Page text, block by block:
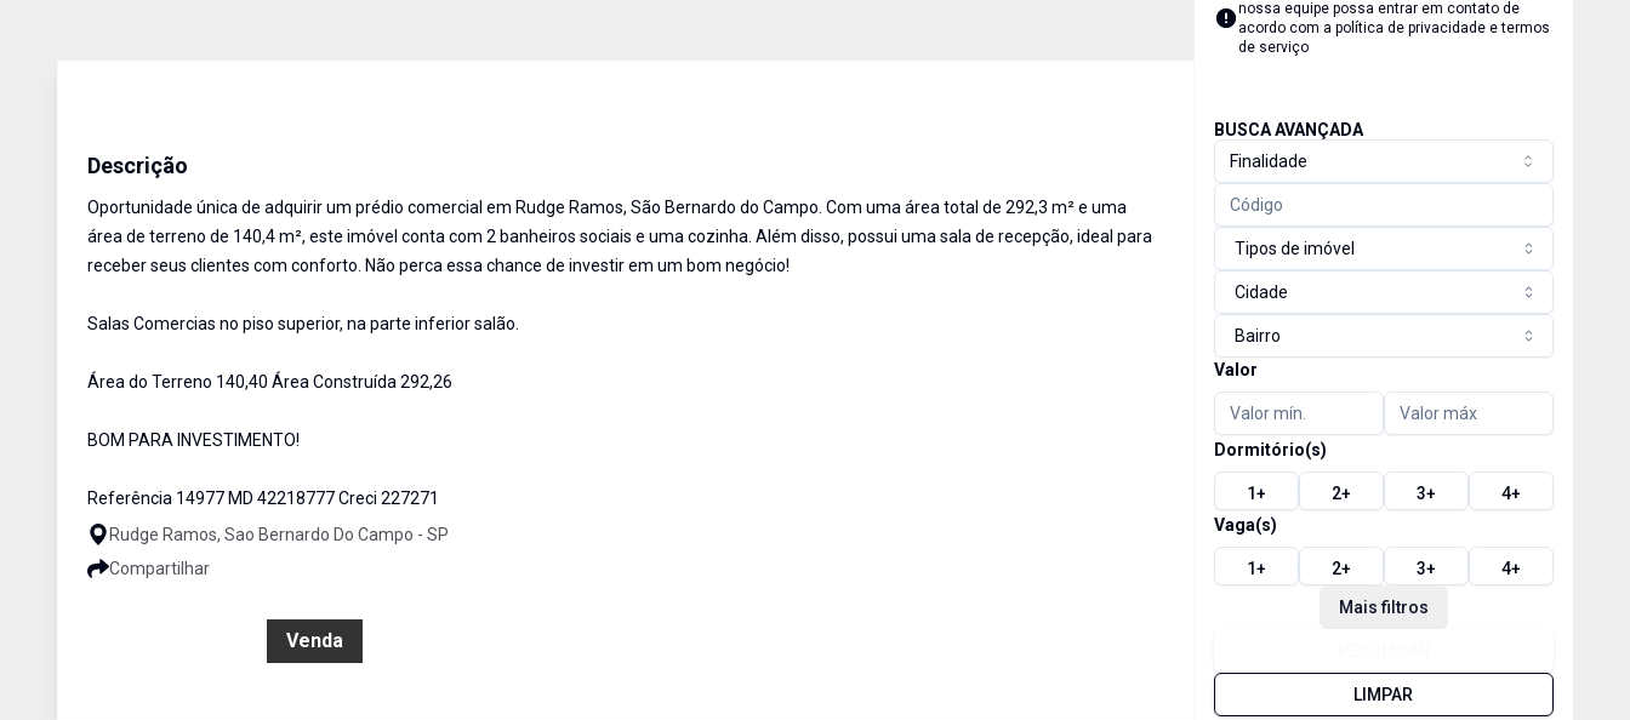
Descrição
Oportunidade única de adquirir um prédio comercial em Rudge Ramos, São Bernardo do Campo. Com uma área total de 292,3 m² e uma
área de terreno de 140,4 m², este imóvel conta com 2 banheiros sociais e uma cozinha. Além disso, possui uma sala de recepção, ideal para
receber seus clientes com conforto. Não perca essa chance de investir em um bom negócio!
Salas Comercias no piso superior, na parte inferior salão.
Área do Terreno 140,40 Área Construída 292,26
BOM PARA INVESTIMENTO!
Referência 14977 MD 42218777 Creci 227271
Rudge Ramos, Sao Bernardo Do Campo - SP
Compartilhar
Venda
nossa equipe possa entrar em contato de
acordo com a política de privacidade e termos
de serviço
BUSCA AVANÇADA
Finalidade
Tipos de imóvel
Cidade
Bairro
Valor
Dormitório(s)
1+ 2+ 3+ 4+
Vaga(s)
1+ 2+ 3+ 4+
Mais filtros
LIMPAR